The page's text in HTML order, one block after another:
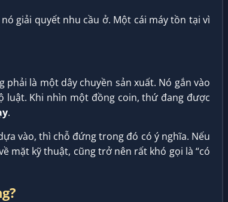
giải quyết nhu cầu ở. Một cái máy tồn tại vì
là một dây chuyền sản xuất. Nó gắn vào
luật. Khi nhìn một đồng coin, thứ đang được
.
vào, thì chỗ đứng trong đó có ý nghĩa. Nếu
mặt kỹ thuật, cũng trở nên rất khó gọi là “có